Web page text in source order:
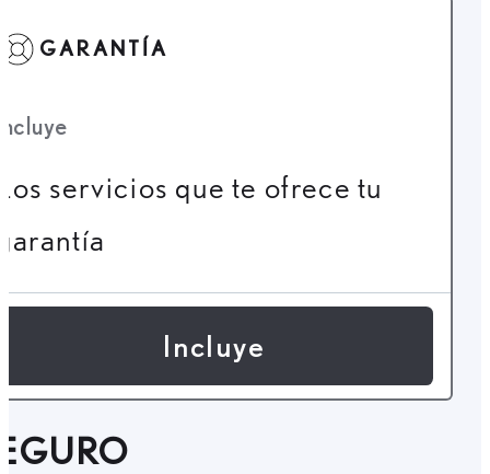
GARANTÍA
servicios que te ofrece tu
Incluye